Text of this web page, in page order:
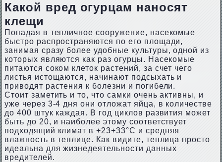
Какой вред огурцам наносят
клещи
Попадая в тепличное сооружение, насекомые
быстро распространяются по его площади,
занимая сразу более удобные культуры, одной из
которых являются как раз огурцы. Насекомые
питаются соком клеток растений, за счет чего
листья истощаются, начинают подсыхать и
приводят растения к болезни и погибели.
Стоит заметить и то, что самки очень активны, и
уже через 3-4 дня они отложат яйца, в количестве
до 400 штук каждая. В год циклов развития может
быть до 20, и наиболее этому соответствует
подходящий климат в +23+33°С и средняя
влажность в теплице. Как видите, теплица просто
идеальна для жизнедеятельности данных
вредителей.